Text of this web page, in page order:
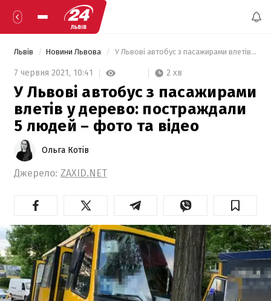
Львів Новини Львова У Львові автобус з пасажирами влетів у дерево: постраждали 5 людей – фото та відео
7 червня 2021, 10:41 2 хв
У Львові автобус з пасажирами
влетів у дерево: постраждали
5 людей – фото та відео
Ольга Котів
Джерело: ZAXID.NET